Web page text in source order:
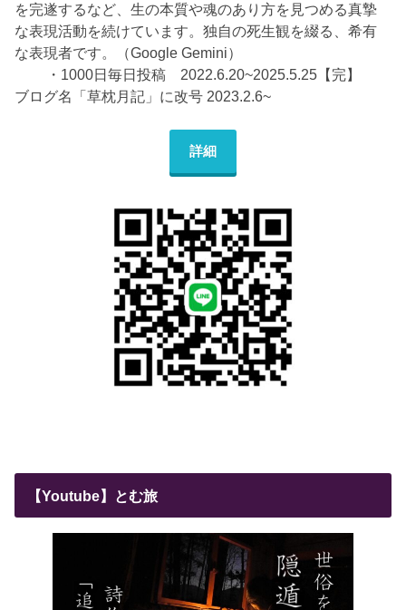
を完遂するなど、生の本質や魂のあり方を見つめる真摯
な表現活動を続けています。独自の死生観を綴る、希有
な表現者です。（Google Gemini）
・1000日毎日投稿 2022.6.20~2025.5.25【完】
ブログ名「草枕月記」に改号 2023.2.6~
詳細
【Youtube】とむ旅